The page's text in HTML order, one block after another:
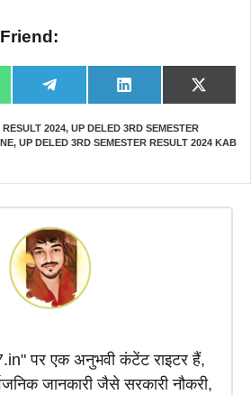
Share
on
e
e
g
m
Share
on
L
i
k
e
n
Share
on
X
(
i
e
)
2024, UP DELED 3RD SEMESTER
, UP DELED 3RD SEMESTER RESULT 2024 KAB
पर एक अनुभवी कंटेंट राइटर हैं,
जानकारी जैसे सरकारी नौकरी,